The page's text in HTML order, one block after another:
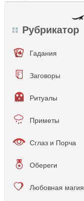
Рубрикатор
Гадания
Заговоры
Ритуалы
Приметы
Сглаз и Порча
Обереги
Любовная магия